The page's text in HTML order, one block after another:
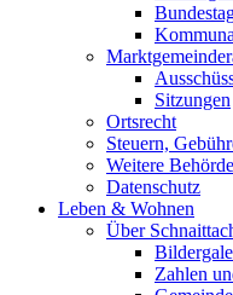
Sitzungen
Ortsrecht
Steuern,
Weitere
Datenschutz
Leben & Wohnen
Über
Zahlen